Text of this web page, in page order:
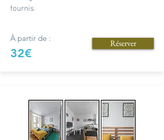
fournis.
À partir de :
32€
Réserver